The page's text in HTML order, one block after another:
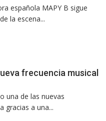
española MAPY B sigue
la escena...
frecuencia musical
una de las nuevas
gracias a una...